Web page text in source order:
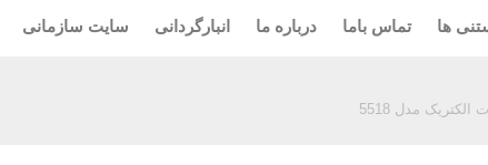
ها تماس باما درباره ما انبارگردانی سایت سازمانی
مدل 5518